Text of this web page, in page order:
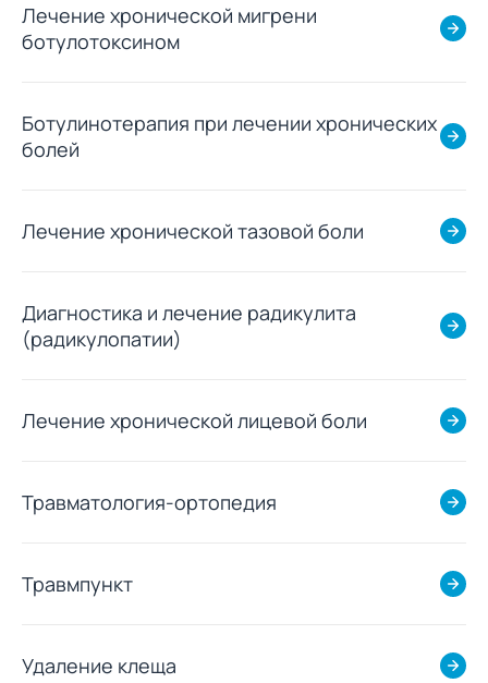
Лечение хронической мигрени
ботулотоксином
Ботулинотерапия при лечении хронических
болей
Лечение хронической тазовой боли
Диагностика и лечение радикулита
(радикулопатии)
Лечение хронической лицевой боли
Травматология-ортопедия
Травмпункт
Удаление клеща